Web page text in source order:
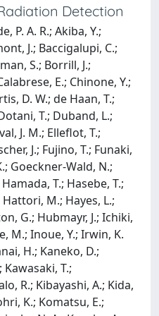
Detection
P. A. R.; Akiba, Y.;
J.; Baccigalupi, C.;
S.; Borrill, J.;
E.; Chinone, Y.;
D. W.; de Haan, T.;
T.; Duband, L.;
J. M.; Elleflot, T.;
J.; Fujino, T.; Funaki,
Goeckner-Wald, N.;
T.; Hasebe, T.;
M.; Hayes, L.;
G.; Hubmayr, J.; Ichiki,
M.; Inoue, Y.; Irwin, K.
H.; Kaneko, D.;
Kawasaki, T.;
R.; Kibayashi, A.; Kida,
K.; Komatsu, E.;